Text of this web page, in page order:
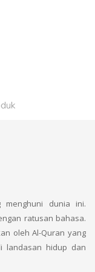
dunia ini.
ratusan bahasa.
oleh Al-Quran yang
landasan hidup dan